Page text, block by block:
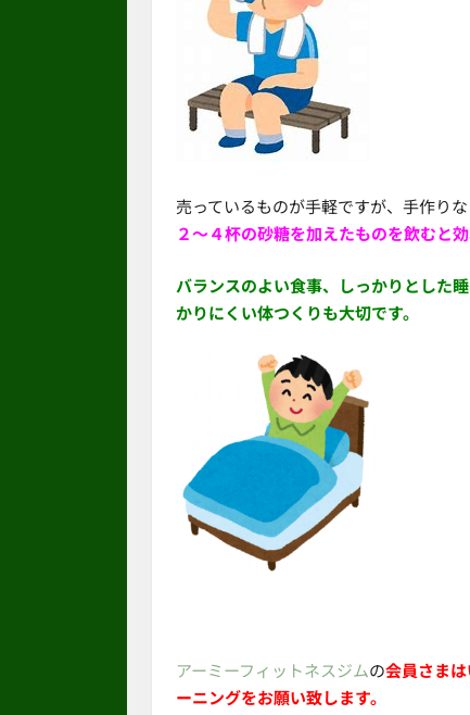
売っているものが手軽ですが、手作りな
２～４杯の砂糖を加えたものを飲むと
バランスのよい食事、しっかりとした
かりにくい体つくりも大切です。
アーミーフィットネスジムの会員さま
ーニングをお願い致します。